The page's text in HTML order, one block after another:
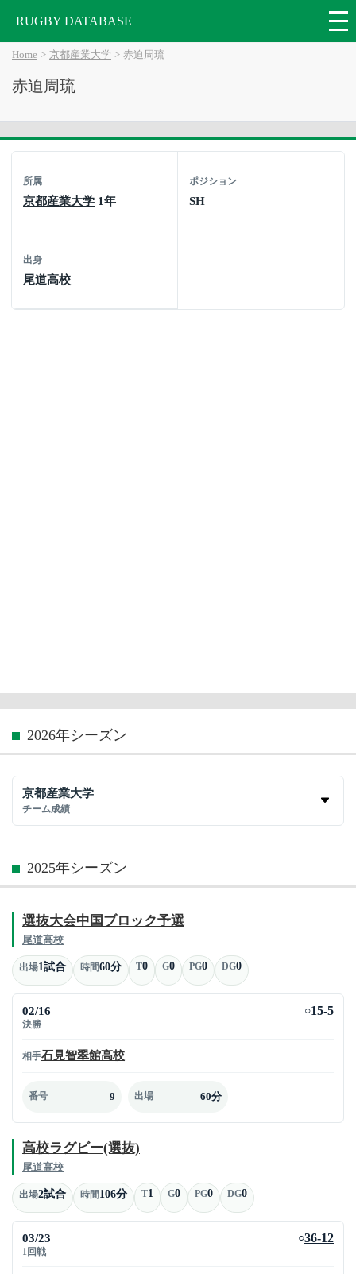
RUGBY DATABASE
Home 京都産業大学 赤迫周琉
赤迫周琉
所属
京都産業大学 1年
ポジション
SH
出身
尾道高校
2026年シーズン
京都産業大学
チーム成績
2025年シーズン
選抜大会中国ブロック予選
尾道高校
出場1試合 時間60分 T0 G0 PG0 DG0
02/16
決勝
○15-5
相手石見智翠館高校
番号 9 出場 60分
高校ラグビー(選抜)
尾道高校
出場2試合 時間106分 T1 G0 PG0 DG0
03/23
1回戦
○36-12